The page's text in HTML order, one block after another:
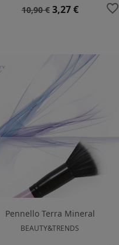
Prezzo
10,90 € Prezzo
3,27 € favorite_border
Pennello Terra Mineral
BEAUTY&TRENDS